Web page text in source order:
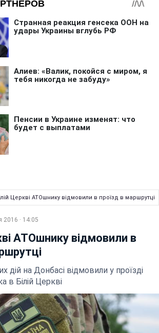
Церкві АТОшнику відмовили в проїзд в маршрутці
2016 · 14:05
АТОшнику відмовили в
дій на Донбасі відмовили у проїзді
в Білій Церкві